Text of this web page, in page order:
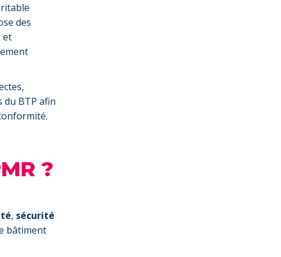
des
et
du BTP afin
?
, sécurité
bâtiment